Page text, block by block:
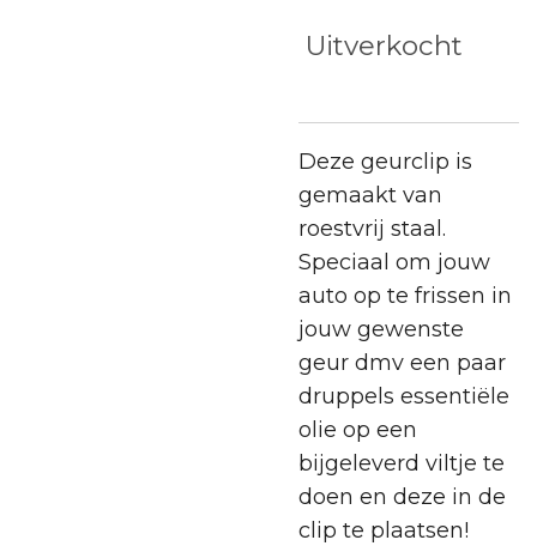
Uitverkocht
Deze geurclip is
gemaakt van
roestvrij staal.
Speciaal om jouw
auto op te frissen in
jouw gewenste
geur dmv een paar
druppels essentiële
olie op een
bijgeleverd viltje te
doen en deze in de
clip te plaatsen!